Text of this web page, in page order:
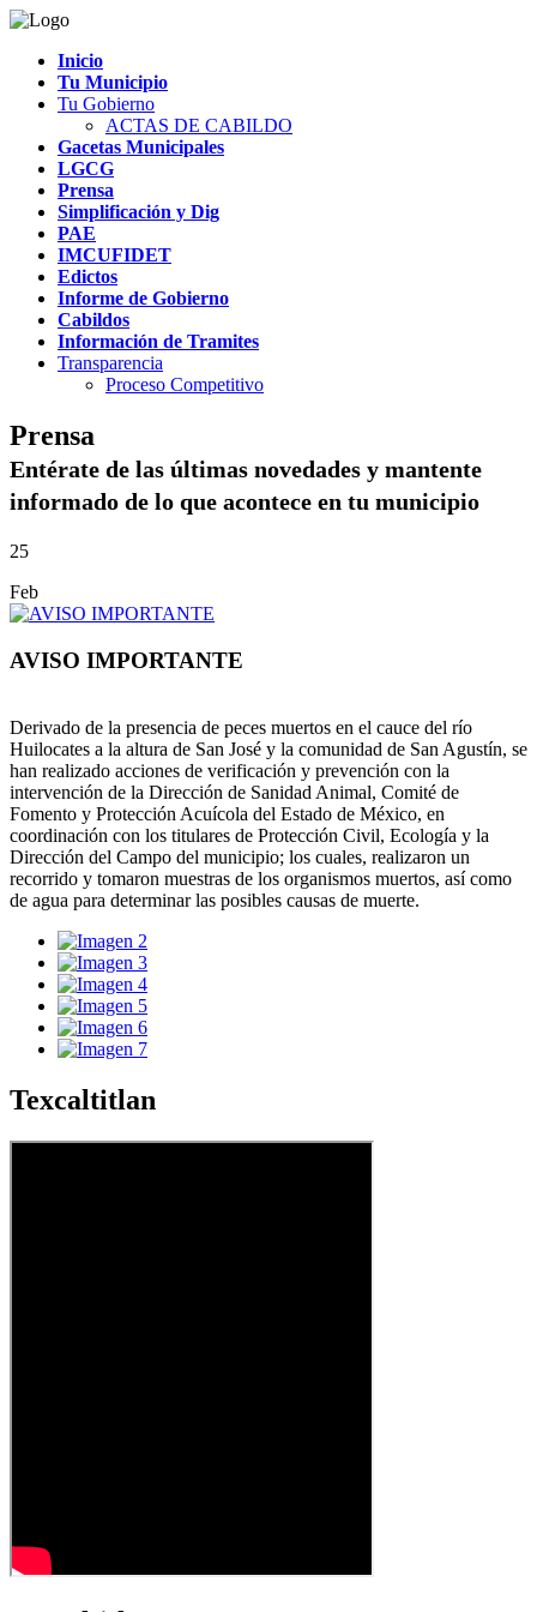
Inicio
Tu Municipio
Tu Gobierno
ACTAS DE CABILDO
Gacetas Municipales
LGCG
Prensa
Simplificación y Dig
PAE
IMCUFIDET
Edictos
Informe de Gobierno
Cabildos
Información de Tramites
Transparencia
Proceso Competitivo
Prensa
Entérate de las últimas novedades y mantente
informado de lo que acontece en tu municipio
25
Feb
AVISO IMPORTANTE
Derivado de la presencia de peces muertos en el cauce del río
Huilocates a la altura de San José y la comunidad de San Agustín, se
han realizado acciones de verificación y prevención con la
intervención de la Dirección de Sanidad Animal, Comité de
Fomento y Protección Acuícola del Estado de México, en
coordinación con los titulares de Protección Civil, Ecología y la
Dirección del Campo del municipio; los cuales, realizaron un
recorrido y tomaron muestras de los organismos muertos, así como
de agua para determinar las posibles causas de muerte.
Texcaltitlan